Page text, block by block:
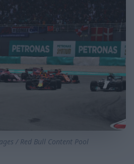
/ Red Bull Content Pool